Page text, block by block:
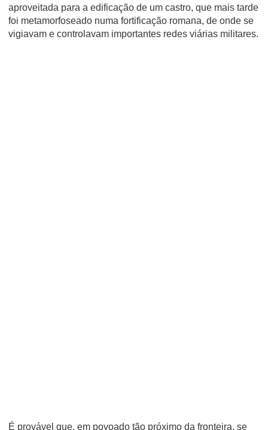
aproveitada para a edificação de um castro, que mais tarde
foi metamorfoseado numa fortificação romana, de onde se
vigiavam e controlavam importantes redes viárias militares.
É provável que, em povoado tão próximo da fronteira, se